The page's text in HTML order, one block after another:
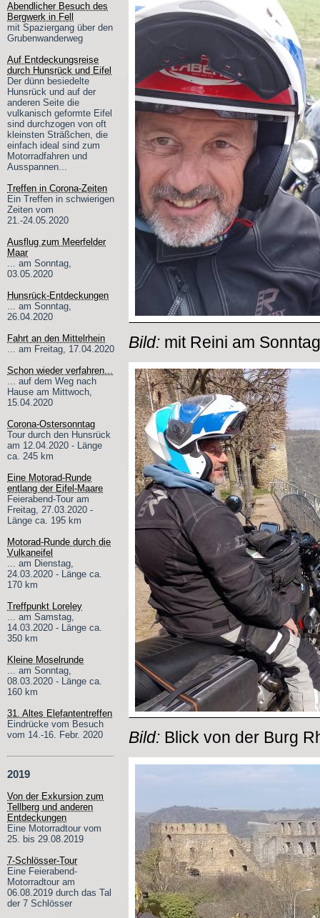
Abendlicher Besuch des
Bergwerk in Fell
mit Spaziergang über den
Grubenwanderweg
Auf Entdeckungsreise
durch Hunsrück und Eifel
Der dünn besiedelte
Hunsrück und auf der
anderen Seite die
vulkanisch geformte Eifel
sind durchzogen von oft
kleinsten Sträßchen, die
einfach ideal sind zum
Motorradfahren und
Ausspannen...
Treffen in Corona-Zeiten
Ein Treffen in schwierigen
Zeiten vom
21.-24.05.2020
Ausflug zum Meerfelder
Maar
... am Sonntag,
03.05.2020
Hunsrück-Entdeckungen
... am Sonntag,
26.04.2020
Fahrt an den Mittelrhein
... am Freitag, 17.04.2020
Schon wieder verfahren...
... auf dem Weg nach
Hause am Mittwoch,
15.04.2020
Corona-Ostersonntag
Tour durch den Hunsrück
am 12.04.2020 - Länge
ca. 245 km
Eine Motorad-Runde
entlang der Eifel-Maare
Feierabend-Tour am
Freitag, 27.03.2020 -
Länge ca. 195 km
Motorad-Runde durch die
Vulkaneifel
... am Dienstag,
24.03.2020 - Länge ca.
170 km
Treffpunkt Loreley
... am Samstag,
14.03.2020 - Länge ca.
350 km
Kleine Moselrunde
... am Sonntag,
08.03.2020 - Länge ca.
160 km
31. Altes Elefantentreffen
Eindrücke vom Besuch
vom 14.-16. Febr. 2020
2019
Von der Exkursion zum
Tellberg und anderen
Entdeckungen
Eine Motorradtour vom
25. bis 29.08.2019
7-Schlösser-Tour
Eine Feierabend-
Motorradtour am
06.08.2019 durch das Tal
der 7 Schlösser
Bild: mit Reini am
Bild: Blick von der Burg